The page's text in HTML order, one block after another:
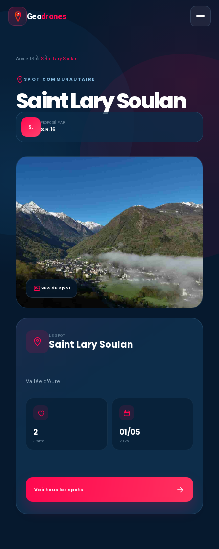
Geodrones
Accueil SpotSaint Lary Soulan
SPOT COMMUNAUTAIRE
Saint Lary Soulan
S.
PROPOSÉ PAR
S.R.16
Vue du spot
LE SPOT
Saint Lary Soulan
Vallée d'Aure
2
J’aime
01/05
2025
Voir tous les spots